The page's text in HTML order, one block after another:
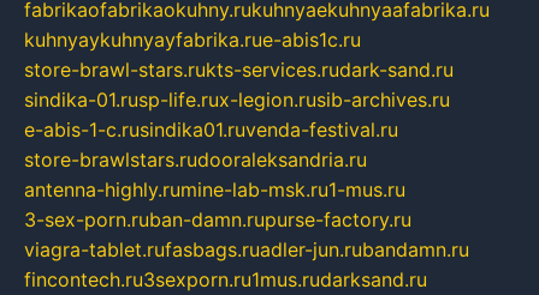
fabrikaofabrikaokuhny.rukuhnyaekuhnyaafabrika.ru
kuhnyaykuhnyayfabrika.rue-abis1c.ru
store-brawl-stars.rukts-services.rudark-sand.ru
sindika-01.rusp-life.rux-legion.rusib-archives.ru
e-abis-1-c.rusindika01.ruvenda-festival.ru
store-brawlstars.rudooraleksandria.ru
antenna-highly.rumine-lab-msk.ru1-mus.ru
3-sex-porn.ruban-damn.rupurse-factory.ru
viagra-tablet.rufasbags.ruadler-jun.rubandamn.ru
fincontech.ru3sexporn.ru1mus.rudarksand.ru